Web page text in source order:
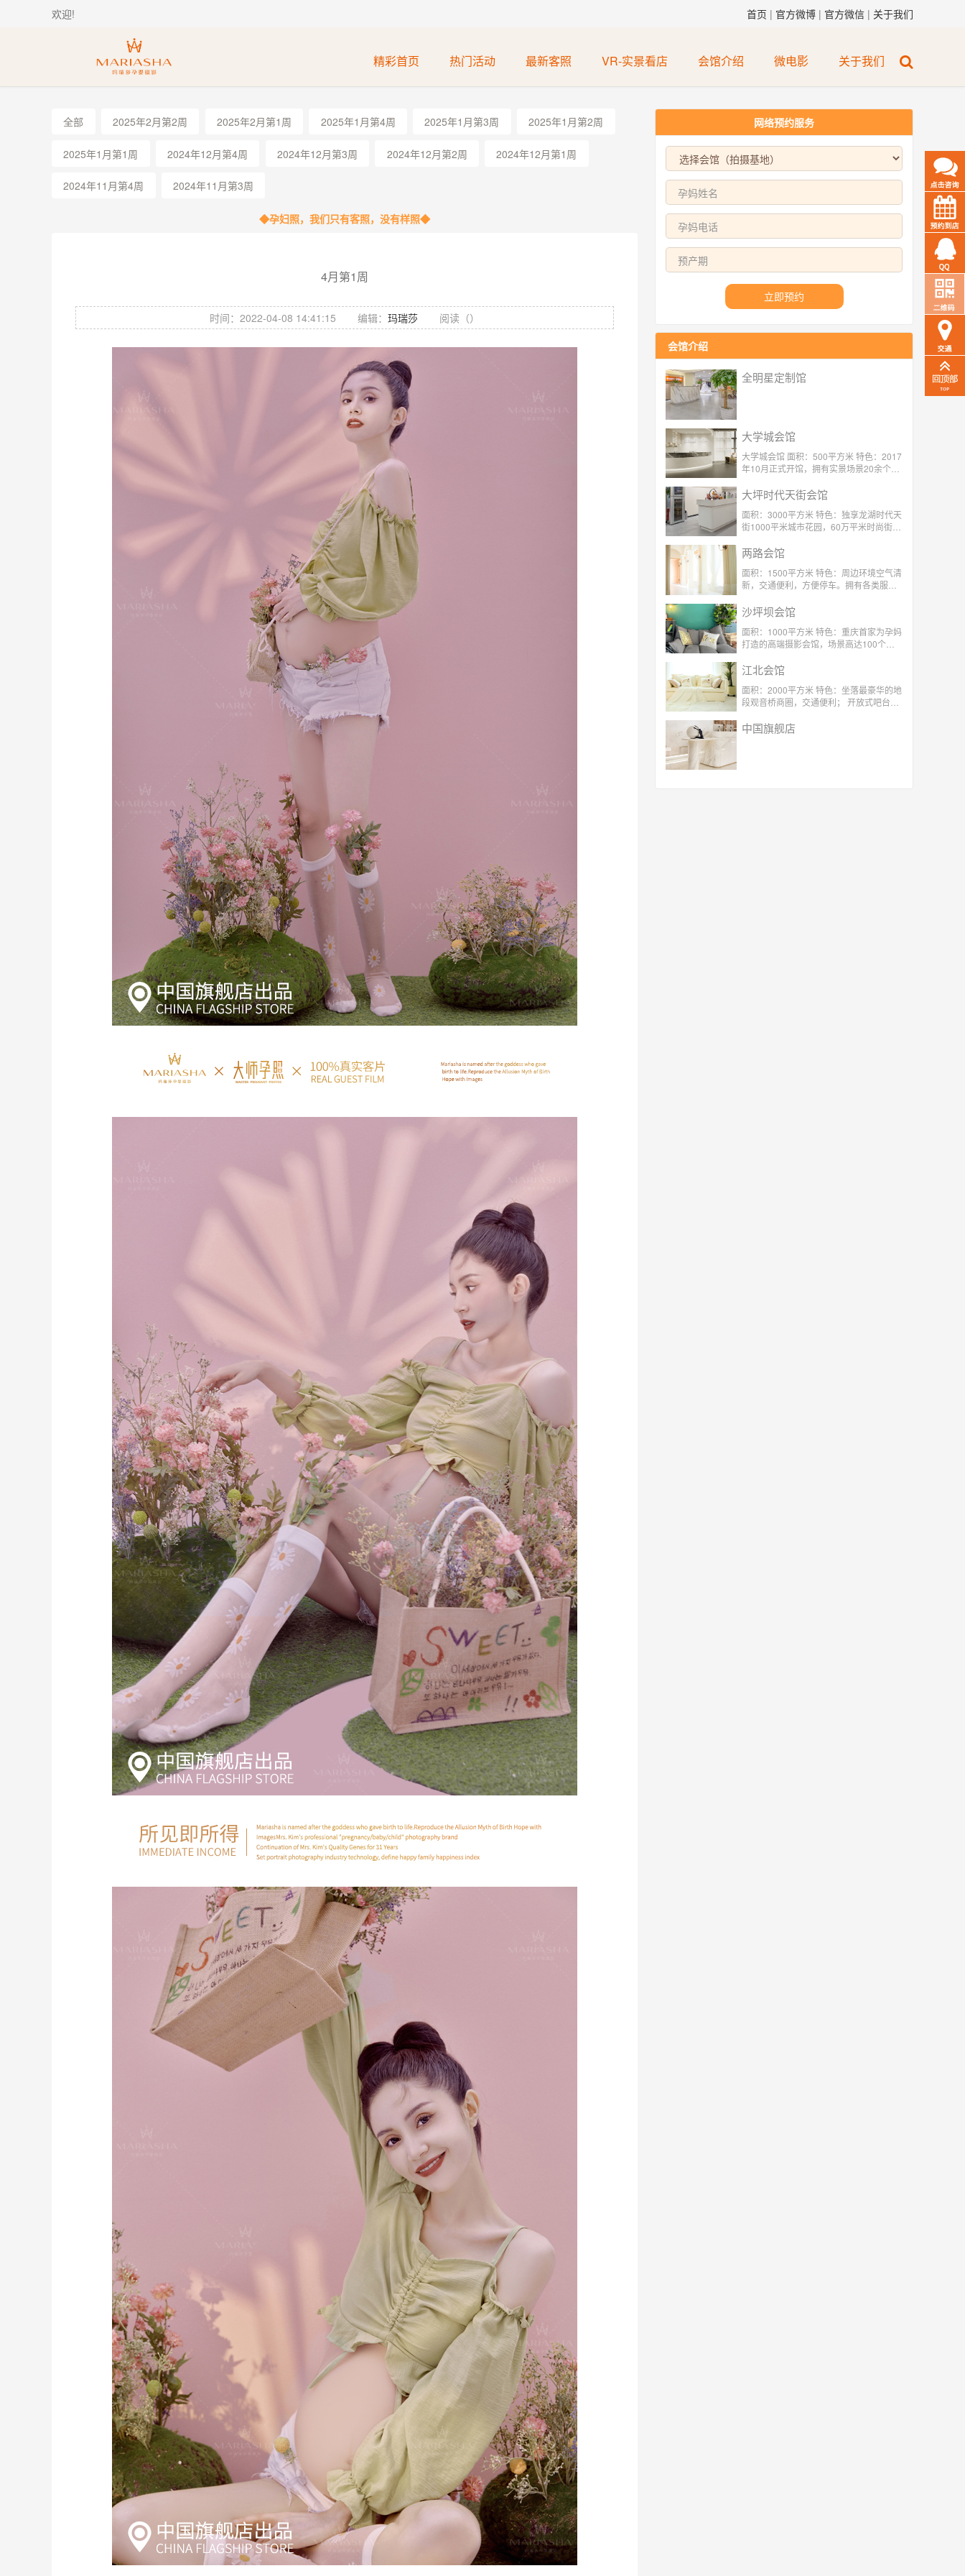
欢迎! 首页 | 官方微博 | 官方微信 | 关于我们
精彩首页 热门活动 最新客照 VR-实景看店 会馆介绍 微电影 关于我们
全部 2025年2月第2周 2025年2月第1周 2025年1月第4周 2025年1月第3周 2025年1月第2周
2025年1月第1周 2024年12月第4周 2024年12月第3周 2024年12月第2周 2024年12月第1周
2024年11月第4周 2024年11月第3周
◆孕妇照，我们只有客照，没有样照◆
4月第1周
时间：2022-04-08 14:41:15 编辑： 玛瑞莎 阅读（）
网络预约服务
立即预约
会馆介绍
全明星定制馆
大学城会馆
大学城会馆 面积：500平方米 特色：2017
年10月正式开馆，拥有实景场景20余个，
待顾客4对。
大坪时代天街会馆
面积：3000平方米 特色：独享龙湖时代天
街1000平米城市花园，60万平米时尚街
馆，更拥有浪漫屋顶花园。摄影空间超4m
服，每季度更新。
两路会馆
面积：1500平方米 特色：周边环境空气清
新，交通便利，方便停车。拥有各类服装
沙坪坝会馆
面积：1000平方米 特色：重庆首家为孕妈
打造的高端摄影会馆，场景高达100个，
务。
江北会馆
面积：2000平方米 特色：坐落最豪华的地
段观音桥商圈，交通便利； 开放式吧台，
务，老公式体贴呵护 超过100个场景 ，
中国旗舰店